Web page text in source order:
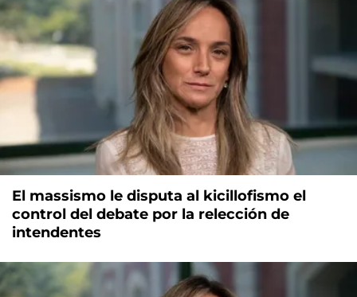
El massismo le disputa al kicillofismo el
control del debate por la relección de
intendentes